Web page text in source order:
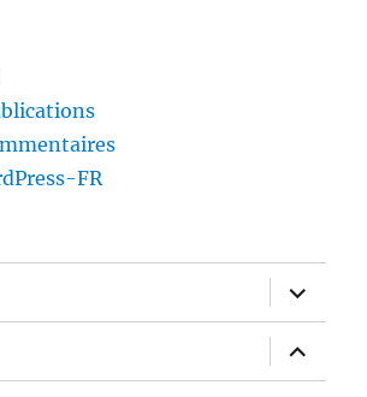
FR
ouvrir
le
sous-
menu
ouvrir
le
sous-